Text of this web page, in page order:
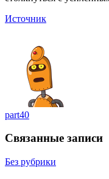
Источник
part40
Связанные записи
Без рубрики